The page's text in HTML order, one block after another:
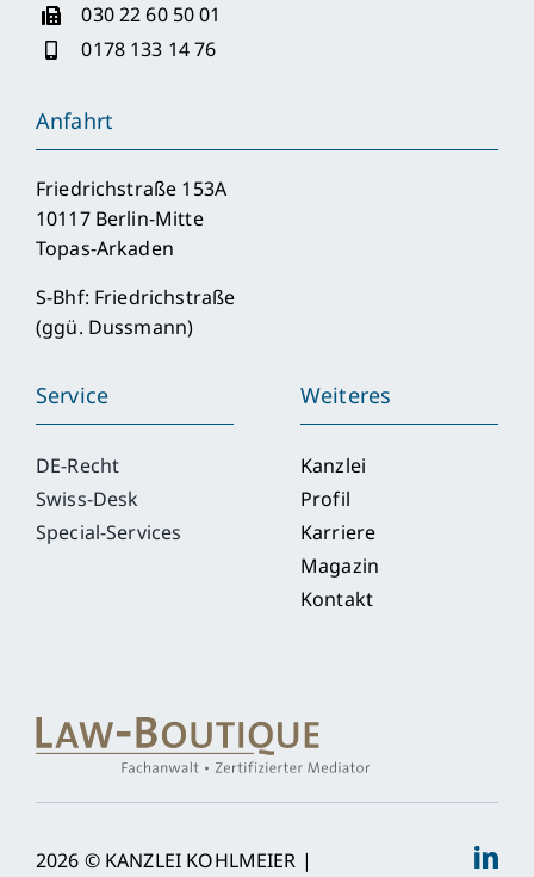
030 22 60 50 01
0178 133 14 76
Anfahrt
Friedrichstraße 153A
10117 Berlin-Mitte
Topas-Arkaden
S-Bhf: Friedrichstraße
(ggü. Dussmann)
Service
DE-Recht
Swiss-Desk
Special-Services
Weiteres
Kanzlei
Profil
Karriere
Magazin
Kontakt
2026 © KANZLEI KOHLMEIER |